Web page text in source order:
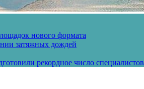
нового формата
затяжных дождей
рекордное число специалистов